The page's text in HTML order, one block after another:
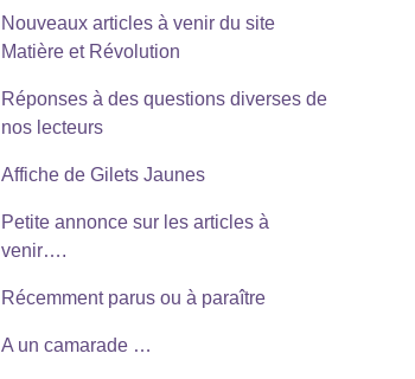
Nouveaux articles à venir du site
Matière et Révolution
Réponses à des questions diverses de
nos lecteurs
Affiche de Gilets Jaunes
Petite annonce sur les articles à
venir….
Récemment parus ou à paraître
A un camarade …